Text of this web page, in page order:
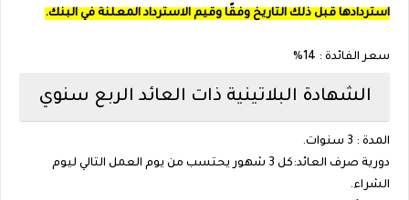
استردادها قبل ذلك التاريخ وفقًا وقيم الاسترداد المعلنة في البنك.
سعر الفائدة : 14%
الشهادة البلاتينية ذات العائد الربع سنوي
المدة : 3 سنوات.
دورية صرف العائد:كل 3 شهور يحتسب من يوم العمل التالي ليوم
الشراء.